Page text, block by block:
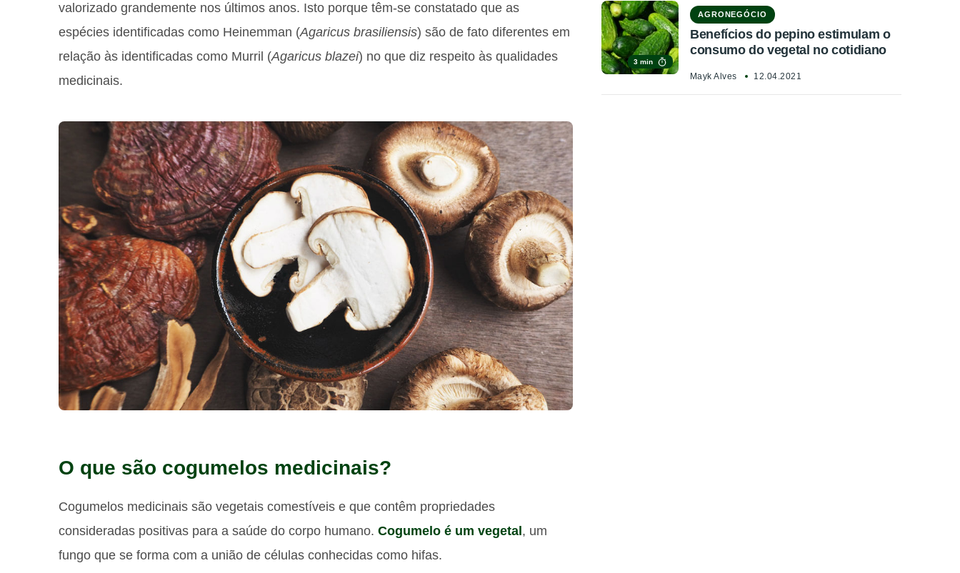
valorizado grandemente nos últimos anos. Isto porque têm-se constatado que as
espécies identificadas como Heinemman (Agaricus brasiliensis) são de fato diferentes em
relação às identificadas como Murril (Agaricus blazei) no que diz respeito às qualidades
medicinais.
O que são cogumelos medicinais?
Cogumelos medicinais são vegetais comestíveis e que contêm propriedades
consideradas positivas para a saúde do corpo humano. Cogumelo é um vegetal , um
fungo que se forma com a união de células conhecidas como hifas.
3 min
AGRONEGÓCIO
Benefícios do pepino estimulam o
consumo do vegetal no cotidiano
Mayk Alves 12.04.2021